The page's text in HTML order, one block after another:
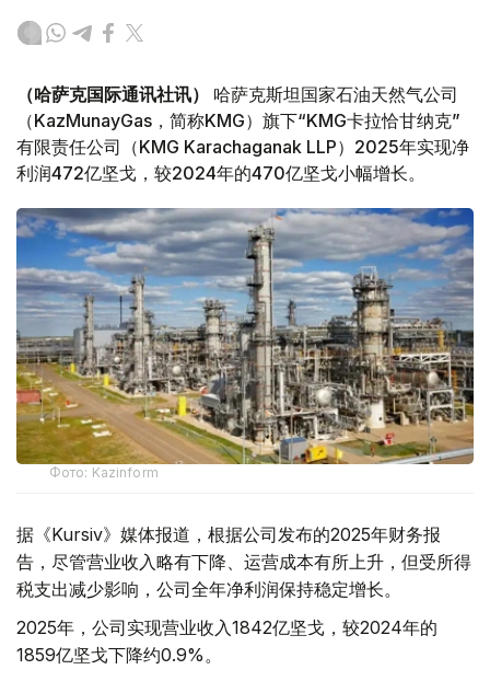
（哈萨克国际通讯社讯）
哈萨克斯坦国家石油天然气公司
（KazMunayGas，简称KMG）旗下“KMG卡拉恰甘纳克”
有限责任公司（KMG Karachaganak LLP）2025年实现净
利润472亿坚戈，较2024年的470亿坚戈小幅增长。
Фото: Kazinform
据《Kursiv》媒体报道，根据公司发布的2025年财务报
告，尽管营业收入略有下降、运营成本有所上升，但受所得
税支出减少影响，公司全年净利润保持稳定增长。
2025年，公司实现营业收入1842亿坚戈，较2024年的
1859亿坚戈下降约0.9%。